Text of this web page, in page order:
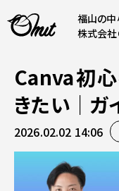
福山の中
株式会
SERVICE
事業内容
AI導入支援
システム開発
ホームページ制作
CONTENT
コンテンツ
Canva初
きたい｜ガ
2026.02.02 14:06